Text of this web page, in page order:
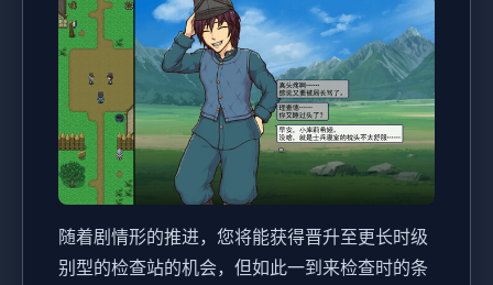
随着剧情形的推进，您将能获得晋升至更长时级
别型的检查站的机会，但如此一到来检查时的条